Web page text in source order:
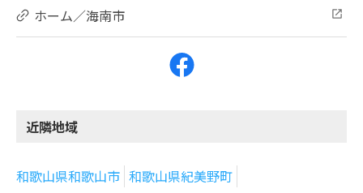
ホーム／海南市
近隣地域
和歌山県和歌山市 和歌山県紀美野町